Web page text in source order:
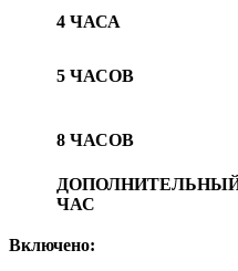
4 ЧАСА
5 ЧАСОВ
8 ЧАСОВ
ЧАС
Включено: